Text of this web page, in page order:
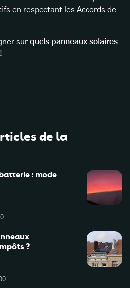
en respectant les Accords de
sur quels panneaux solaires
de la
: mode
?